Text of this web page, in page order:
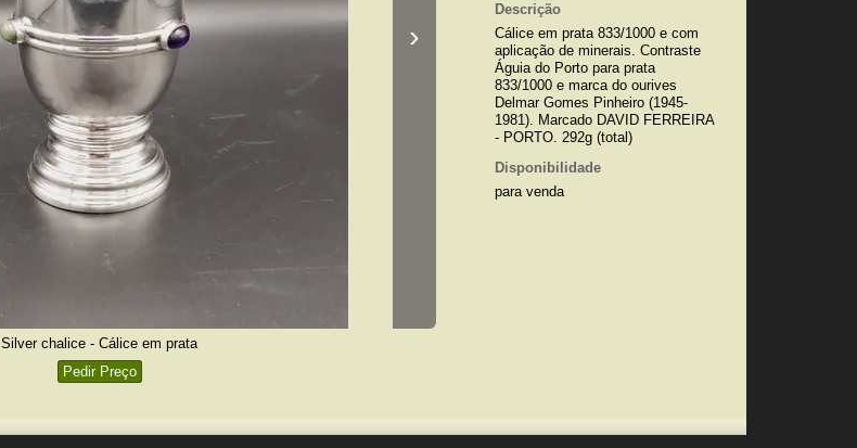
Descrição
Cálice em prata 833/1000 e com
aplicação de minerais. Contraste
Águia do Porto para prata
833/1000 e marca do ourives
Delmar Gomes Pinheiro (1945-
1981). Marcado DAVID FERREIRA
- PORTO. 292g (total)
Disponibilidade
para venda
›
Silver chalice - Cálice em prata
Pedir Preço